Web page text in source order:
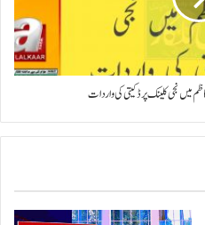
میں نجی کلینک پر ڈکیتی کی واردات